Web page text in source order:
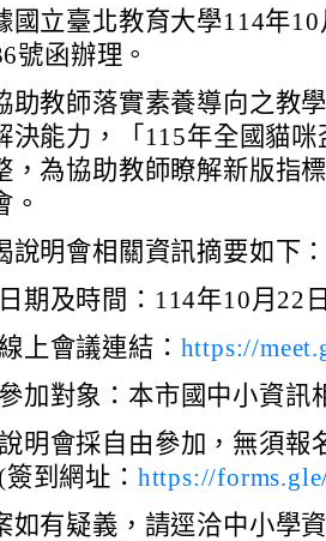
國立臺北教育大學114年
號函辦理。
助教師落實素養導向之教
決能力，「115年全國貓
，為協助教師瞭解新版指
。
說明會相關資訊摘要如下
日期及時間：114年10月22
上會議連結： https://
參加對象：本市國中小資訊
明會採自由參加，無須報
(簽到網址： https://
如有疑義，請逕洽中小學